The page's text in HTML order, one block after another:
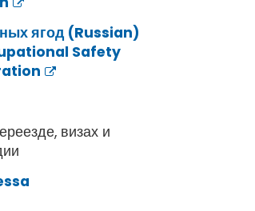
ягод (Russian)
Safety
визах и